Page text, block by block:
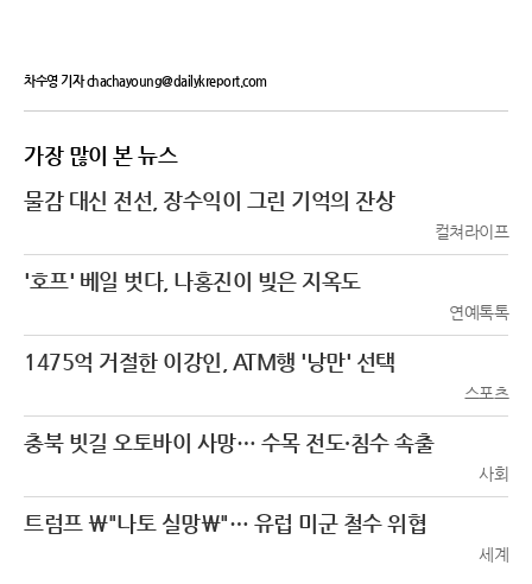
차수영 기자 chachayoung@dailykreport.com
가장 많이 본 뉴스
물감 대신 전선, 장수익이 그린 기억의 잔상
컬쳐라이프
'호프' 베일 벗다, 나홍진이 빚은 지옥도
연예톡톡
1475억 거절한 이강인, ATM행 '낭만' 선택
스포츠
충북 빗길 오토바이 사망… 수목 전도·침수 속출
사회
트럼프 \"나토 실망\"… 유럽 미군 철수 위협
세계